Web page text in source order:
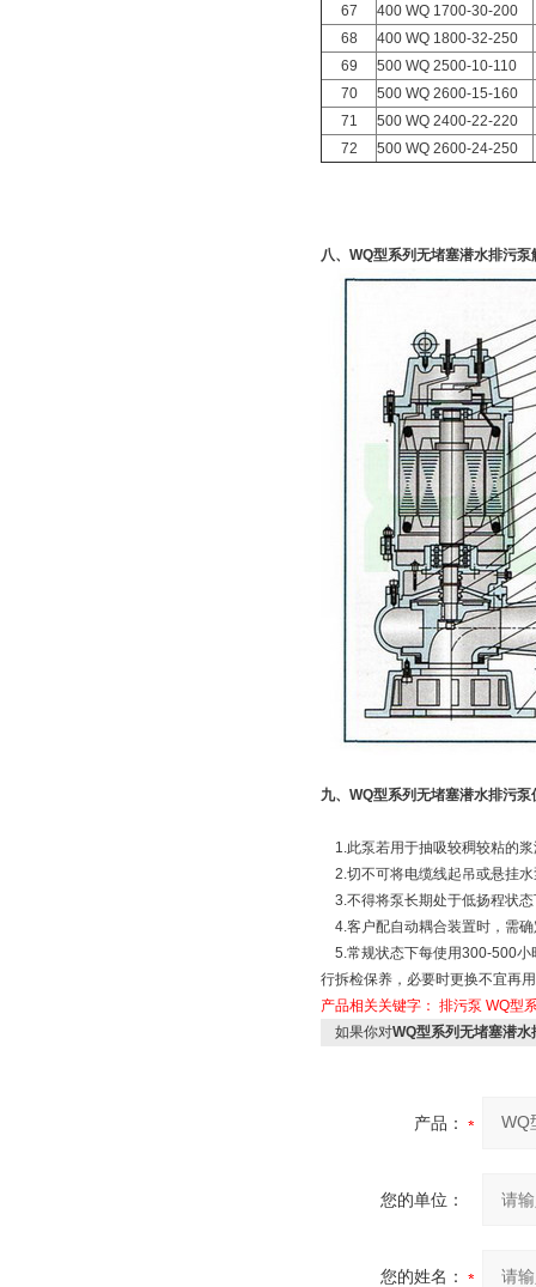
67
400 WQ 1700-30-200
68
400 WQ 1800-32-250
69
500 WQ 2500-10-110
70
500 WQ 2600-15-160
71
500 WQ 2400-22-220
72
500 WQ 2600-24-250
八、WQ型系列无堵塞潜水排污泵
九、WQ型系列无堵塞潜水排污
1.此泵若用于抽吸较稠较粘的
2.切不可将电缆线起吊或悬挂水
3.不得将泵长期处于低扬程状
4.客户配自动耦合装置时，需
5.常规状态下每使用300-500小
行拆检保养，必要时更换不宜再
产品相关关键字： 排污泵 WQ型
如果你对WQ型系列无堵塞潜
产品：
您的单位：
您的姓名：